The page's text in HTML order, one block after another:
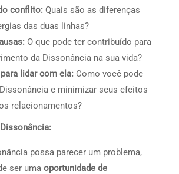
conflito: Quais são as diferenças
das duas linhas?
O que pode ter contribuído para
da Dissonância na sua vida?
lidar com ela: Como você pode
e minimizar seus efeitos
relacionamentos?
possa parecer um problema,
ser uma oportunidade de